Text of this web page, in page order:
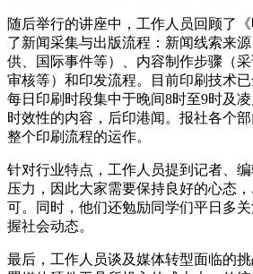
随后举行的讲座中，工作人员回顾了
了新闻采集与出版流程：新闻线索来
供、国际事件等）、内容制作步骤（
审核等）和印发流程。目前印刷技术已
每日印刷时段集中于晚间8时至9时及
时效性的内容，后印港闻。报社各个
整个印刷流程的运作。
针对行业特点，工作人员提到记者、
压力，因此大家需要保持良好的心态
可。同时，他们还勉励同学们平日多
握社会动态。
最后，工作人员谈及媒体转型面临的